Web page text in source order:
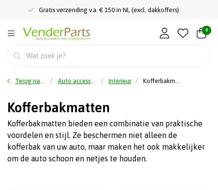
Gratis verzending v.a. € 150 in NL (excl. dakkoffers)
0
Terug naar home Auto accessoires Interieur Kofferbakmatten
Kofferbakmatten
Kofferbakmatten bieden een combinatie van praktische
voordelen en stijl. Ze beschermen niet alleen de
kofferbak van uw auto, maar maken het ook makkelijker
om de auto schoon en netjes te houden.